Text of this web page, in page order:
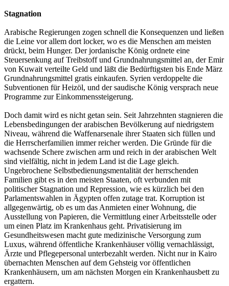
Stagnation
Arabische Regierungen zogen schnell die Konsequenzen und ließen
die Leine vor allem dort locker, wo es die Menschen am meisten
drückt, beim Hunger. Der jordanische König ordnete eine
Steuersenkung auf Treibstoff und Grundnahrungsmittel an, der Emir
von Kuwait verteilte Geld und läßt die Bedürftigsten bis Ende März
Grundnahrungsmittel gratis einkaufen. Syrien verdoppelte die
Subventionen für Heizöl, und der saudische König versprach neue
Programme zur Einkommenssteigerung.
Doch damit wird es nicht getan sein. Seit Jahrzehnten stagnieren die
Lebensbedingungen der arabischen Bevölkerung auf niedrigstem
Niveau, während die Waffenarsenale ihrer Staaten sich füllen und
die Herrscherfamilien immer reicher werden. Die Gründe für die
wachsende Schere zwischen arm und reich in der arabischen Welt
sind vielfältig, nicht in jedem Land ist die Lage gleich.
Ungebrochene Selbstbedienungsmentalität der herrschenden
Familien gibt es in den meisten Staaten, oft verbunden mit
politischer Stagnation und Repression, wie es kürzlich bei den
Parlamentswahlen in Ägypten offen zutage trat. Korruption ist
allgegenwärtig, ob es um das Anmieten einer Wohnung, die
Ausstellung von Papieren, die Vermittlung einer Arbeitsstelle oder
um einen Platz im Krankenhaus geht. Privatisierung im
Gesundheitswesen macht gute medizinische Versorgung zum
Luxus, während öffentliche Krankenhäuser völlig vernachlässigt,
Ärzte und Pflegepersonal unterbezahlt werden. Nicht nur in Kairo
übernachten Menschen auf dem Gehsteig vor öffentlichen
Krankenhäusern, um am nächsten Morgen ein Krankenhausbett zu
ergattern.